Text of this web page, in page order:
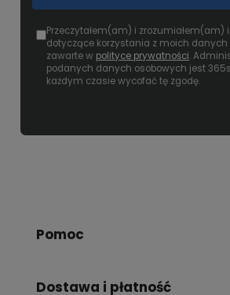
Przeczytałem(am) i zrozumiałem(am)
dotyczące korzystania z moich danych
zawarte w polityce prywatności.
podanych danych osobowych jest
każdym czasie wycofać tę zgodę.
Pomoc
Dostawa i płatność